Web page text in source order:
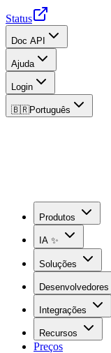
Status
Doc API
Ajuda
Login
🇧🇷Português
Produtos
IA ✨
Soluções
Desenvolvedores
Integrações
Recursos
Preços